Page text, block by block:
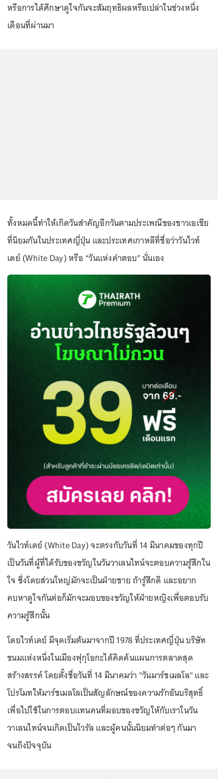
หรือการได้ศึกษาดูใจกันจะสัมฤทธิผลหรือเปล่าในช่วงหนึ่ง
เดือนที่ผ่านมา
ทั้งหมดนี้ทำให้เกิดวันสำคัญอีกวันตามประเพณีของชาวเอเชีย
ที่นิยมกันในประเทศญี่ปุ่น และประเทศเกาหลีที่ชื่อว่าวันไวท์
เดย์ (White Day) หรือ “วันแห่งคำตอบ” นั่นเอง
วันไวท์เดย์ (White Day) จะตรงกับวันที่ 14 มีนาคมของทุกปี
เป็นวันที่ผู้ที่ได้รับของขวัญในวันวาเลนไทน์จะตอบความรู้สึกใน
ใจ ซึ่งโดยส่วนใหญ่มักจะเป็นฝ่ายชาย ถ้ารู้สึกดี และอยาก
คบหาดูใจกันต่อก็มักจะมอบของขวัญให้ฝ่ายหญิงเพื่อตอบรับ
ความรู้สึกนั้น
โดยไวท์เดย์ มีจุดเริ่มต้นมาจากปี 1978 ที่ประเทศญี่ปุ่น บริษัท
ขนมแห่งหนึ่งในเมืองฟุกุโอกะได้คิดค้นแผนการตลาดสุด
สร้างสรรค์ โดยตั้งชื่อวันที่ 14 มีนาคมว่า "วันมาร์ชเมลโล" และ
โปรโมทให้มาร์ชเมลโลเป็นสัญลักษณ์ของความรักอันบริสุทธิ์
เพื่อไปใช้ในการตอบแทนคนที่มอบของขวัญให้กับเราในวัน
วาเลนไทน์จนเกิดเป็นไวรัล และผู้คนนั้นนิยมทำต่อๆ กันมา
จนถึงปัจจุบัน